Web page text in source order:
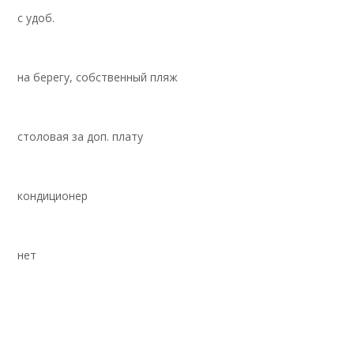
с удоб.
на берегу, собственный пляж
столовая за доп. плату
кондиционер
нет